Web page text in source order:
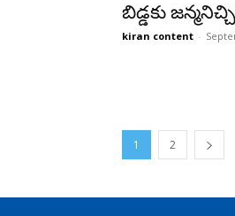
బిడ్డకు
kiran content -
1 2